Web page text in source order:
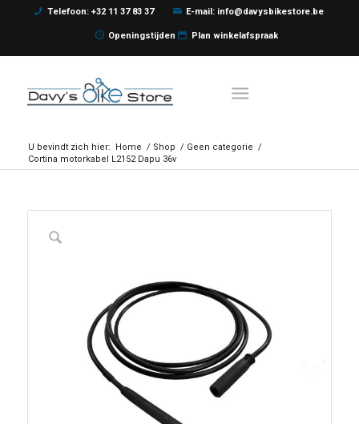
Telefoon: +32 11 37 83 37 E-mail: info@davysbikestore.be
Openingstijden Plan winkelafspraak
U bevindt zich hier: Home / Shop / Geen categorie /
Cortina motorkabel L2152 Dapu 36v